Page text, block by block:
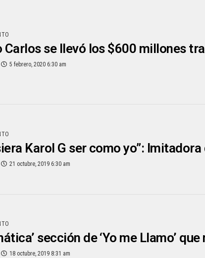
Carlos se llevó los $600 millones
5 febrero, 2020 6:30 am
Karol G ser como yo”: Imitadora
21 octubre, 2019 6:30 am
sección de ‘Yo me Llamo’
18 octubre, 2019 8:31 am